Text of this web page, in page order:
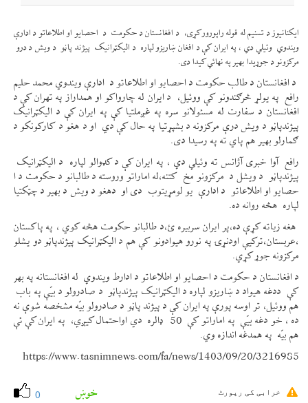
ایکنانیوز د تسنیم له قوله راپورورکړی، د افغانستان د حکومت د احصایو او اطلاعاتو د ادارې
ویندوي وئیلي دي ، په ایران کې د افغان ښاریزو لپاره د الیکټرانیک پيژند پاڼو د ویش د درو
مرکزونو د جوړیدا بهیر په نهائي کیدا دی.
د افغانستان د طالب حکومت د احصایو او اطلاعاتو د ادارې ویندوي محمد حلیم
رافع په یولړ څرګندونو کې ووئیل، د ایران له چارواکو او همداراز په تهران کې د
افغانستان د سفارت له مسئولانو سره په غږملتیا کې په ایران کې د الیکټرانیک
پيژندپاڼو د ویش درې مرکزونه د بشپړتیا په حال کې دي او د هغو د کارکونکو د
ګمارلو بهیر هم پاي ته په رسیدا دی.
رافع آوا خبری آژانس ته وئيلي دي ، په ایران کې د کډوالو لپاره د الیکټرانیک
پيژندپاڼو د ویشل د مرکزونو مخ کتنه،له اماراتو وروسته د طالبانو د حکومت د ا
حصایو او اطلاعاتو د ادارې یو لومړیتوب دی او دهغو د ویش د بهیر د چټکتیا
لپاره هڅه روانه ده.
هغه زیاته کړې ده،پر ایران سربیره ئ،د طالبانو حکومت هڅه کوي ، په پاکستان
،عربستان،ترکیې اودنړۍ په نورو هیوادونو کې هم د الیکټرانیک پيژندپاڼو دو یشلو
مرکزونه جوړ کړي.
د افغانستان د حکومت د احصایو او اطلاعاتو د ادارط ویندوي له افغانستانه په بهر
کې ددغه هیواد د ښاریزو لپاره د الیکټرانیک پیژندپاڼو د صادرولو د بیّې په باب
هم ووئیل، تر اوسه پورې په ایران کې د پيژند پاڼو د صادرولو بیّه مشخصه شوې نه
ده ، خو دغه بیّې په اماراتو کې 50 ډالره دي اواحتمال کیږي، په ایران کې ئې
هم بیّه په همدغه اندازه وي.
https://www.tasnimnews.com/fa/news/1403/09/20/3216985
0 خوښ خرابی کی رپورٹ